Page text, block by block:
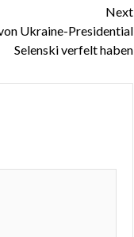
Next
Ukraine-Presidential
Selenski verfelt haben